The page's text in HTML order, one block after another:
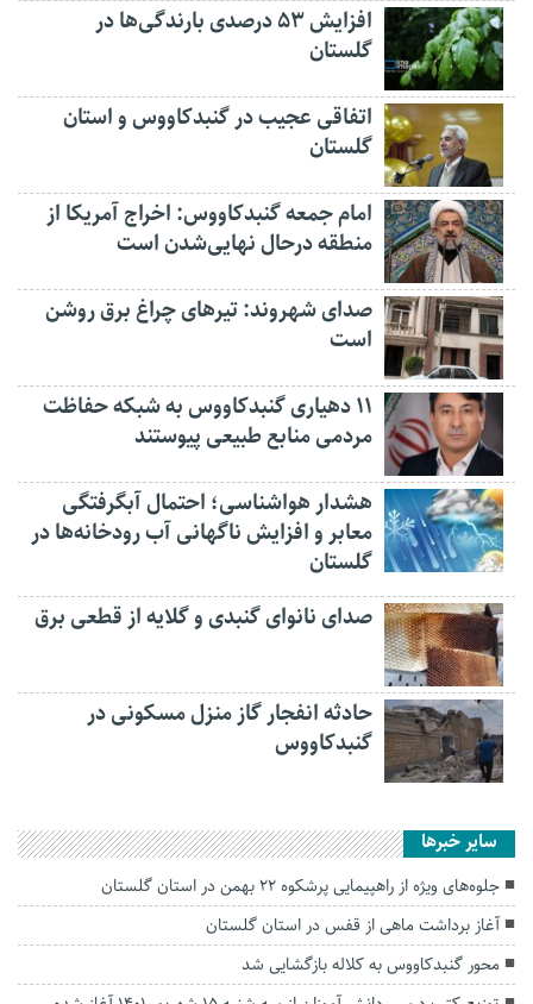
افزایش ۵۳ درصدی بارندگی‌ها در
گلستان
اتفاقی عجیب در‌ گنبدکاووس و استان
گلستان
امام جمعه گنبدکاووس: اخراج آمریکا از
منطقه درحال نهایی‌شدن است
صدای شهروند: تیرهای چراغ برق روشن
است
۱۱ دهیاری گنبدکاووس به شبکه حفاظت
مردمی منابع طبیعی پیوستند
هشدار هواشناسی؛ احتمال آبگرفتگی
معابر و افزایش ناگهانی آب رودخانه‌ها در
گلستان
صدای نانوای گنبدی و گلایه از قطعی برق
حادثه انفجار گاز منزل مسکونی در
گنبدکاووس
سایر خبرها
جلوه‌های ویژه از راهپیمایی پرشکوه ۲۲ بهمن در استان گلستان
آغاز برداشت ماهی از قفس در استان گلستان
محور گنبدکاووس به کلاله بازگشایی شد